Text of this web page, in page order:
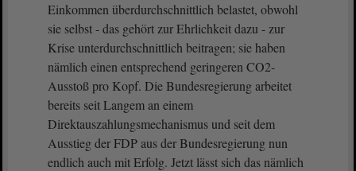
Einkommen überdurchschnittlich belastet, obwohl
sie selbst - das gehört zur Ehrlichkeit dazu - zur
Krise unterdurchschnittlich beitragen; sie haben
nämlich einen entsprechend geringeren CO2-
Ausstoß pro Kopf. Die Bundesregierung arbeitet
bereits seit Langem an einem
Direktauszahlungsmechanismus und seit dem
Ausstieg der FDP aus der Bundesregierung nun
endlich auch mit Erfolg. Jetzt lässt sich das nämlich